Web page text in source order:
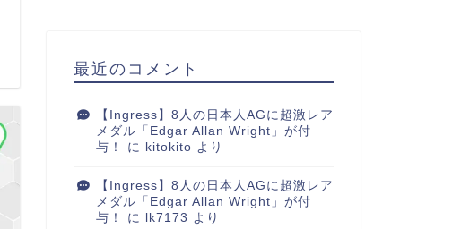
最近のコメント
【Ingress】8人の日本人AGに超激レア
メダル「Edgar Allan Wright」が付
与！
に kitokito より
【Ingress】8人の日本人AGに超激レア
メダル「Edgar Allan Wright」が付
与！
に lk7173 より